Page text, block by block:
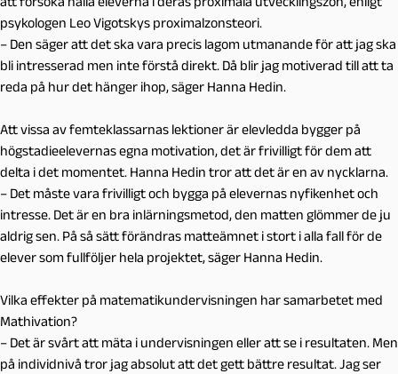
psykologen Leo Vigotskys proximalzonsteori.
– Den säger att det ska vara precis lagom utmanande för att jag ska
bli intresserad men inte förstå direkt. Då blir jag motiverad till att ta
reda på hur det hänger ihop, säger Hanna Hedin.
Att vissa av femteklassarnas lektioner är elevledda bygger på
högstadieelevernas egna motivation, det är frivilligt för dem att
delta i det momentet. Hanna Hedin tror att det är en av nycklarna.
– Det måste vara frivilligt och bygga på elevernas nyfikenhet och
intresse. Det är en bra inlärningsmetod, den matten glömmer de ju
aldrig sen. På så sätt förändras matteämnet i stort i alla fall för de
elever som fullföljer hela projektet, säger Hanna Hedin.
Vilka effekter på matematikundervisningen har samarbetet med
Mathivation?
– Det är svårt att mäta i undervisningen eller att se i resultaten. Men
på individnivå tror jag absolut att det gett bättre resultat. Jag ser